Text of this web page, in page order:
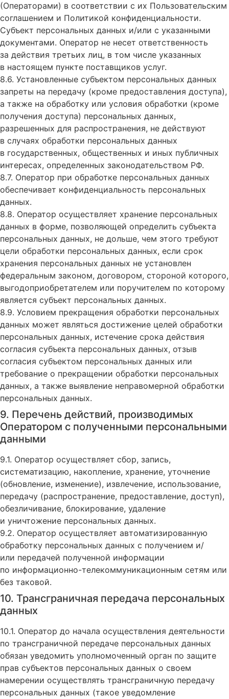
(Операторами) в соответствии с их Пользовательским
соглашением и Политикой конфиденциальности.
Субъект персональных данных и/или с указанными
документами. Оператор не несет ответственность
за действия третьих лиц, в том числе указанных
в настоящем пункте поставщиков услуг.
8.6. Установленные субъектом персональных данных
запреты на передачу (кроме предоставления доступа),
а также на обработку или условия обработки (кроме
получения доступа) персональных данных,
разрешенных для распространения, не действуют
в случаях обработки персональных данных
в государственных, общественных и иных публичных
интересах, определенных законодательством РФ.
8.7. Оператор при обработке персональных данных
обеспечивает конфиденциальность персональных
данных.
8.8. Оператор осуществляет хранение персональных
данных в форме, позволяющей определить субъекта
персональных данных, не дольше, чем этого требуют
цели обработки персональных данных, если срок
хранения персональных данных не установлен
федеральным законом, договором, стороной которого,
выгодоприобретателем или поручителем по которому
является субъект персональных данных.
8.9. Условием прекращения обработки персональных
данных может являться достижение целей обработки
персональных данных, истечение срока действия
согласия субъекта персональных данных, отзыв
согласия субъектом персональных данных или
требование о прекращении обработки персональных
данных, а также выявление неправомерной обработки
персональных данных.
9. Перечень действий, производимых
Оператором с полученными персональными
данными
9.1. Оператор осуществляет сбор, запись,
систематизацию, накопление, хранение, уточнение
(обновление, изменение), извлечение, использование,
передачу (распространение, предоставление, доступ),
обезличивание, блокирование, удаление
и уничтожение персональных данных.
9.2. Оператор осуществляет автоматизированную
обработку персональных данных с получением и/
или передачей полученной информации
по информационно-телекоммуникационным сетям или
без таковой.
10. Трансграничная передача персональных
данных
10.1. Оператор до начала осуществления деятельности
по трансграничной передаче персональных данных
обязан уведомить уполномоченный орган по защите
прав субъектов персональных данных о своем
намерении осуществлять трансграничную передачу
персональных данных (такое уведомление